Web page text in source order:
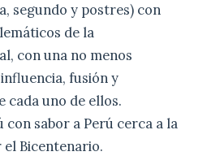
segundo y postres) con
de la
con una no menos
fusión y
cada uno de ellos.
sabor a Perú cerca a la
Bicentenario.